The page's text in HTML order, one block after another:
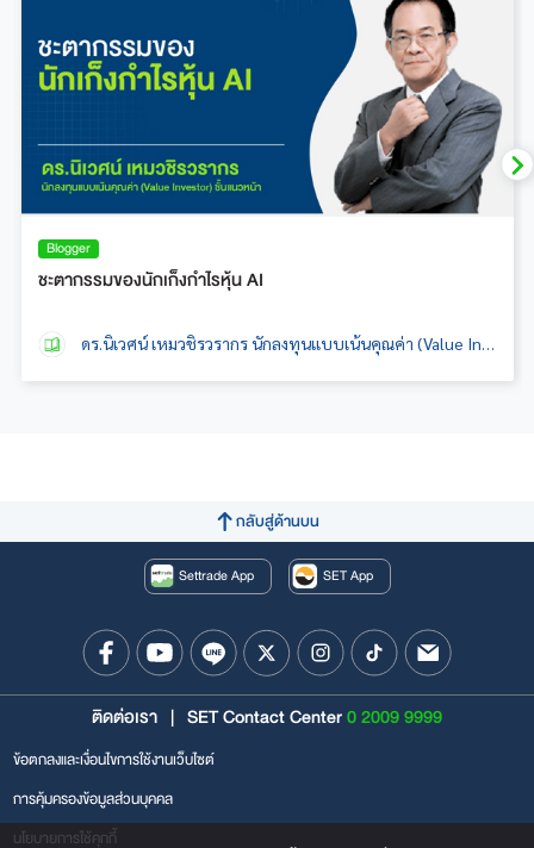
Blogger
ชะตากรรมของนักเก็งกำไรหุ้น AI
ดร.นิเวศน์ เหมวชิรวรากร นักลงทุนแบบเน้นคุณค่า (Value Investor) ชั้นแนวหน้า
กลับสู่ด้านบน
Settrade App SET App
ติดต่อเรา | SET Contact Center0 2009 9999
ข้อตกลงและเงื่อนไขการใช้งานเว็บไซต์
การคุ้มครองข้อมูลส่วนบุคคล
นโยบายการใช้คุกกี้